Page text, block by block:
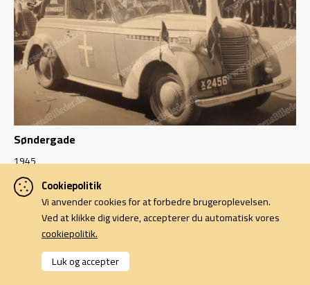
Søndergade
1945
Cookiepolitik
Vi anvender cookies for at forbedre brugeroplevelsen.
Ved at klikke dig videre, accepterer du automatisk vores
cookiepolitik.
Luk og accepter